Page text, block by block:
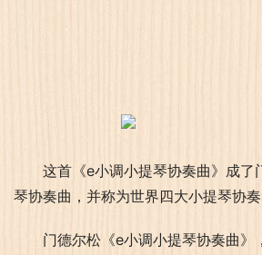
这首《e小调小提琴协奏曲》成
琴协奏曲，并称为世界四大小提琴协奏
门德尔松《e小调小提琴协奏曲